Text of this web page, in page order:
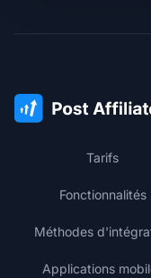
Tarifs
Fonctionnalités
Méthodes
Applications